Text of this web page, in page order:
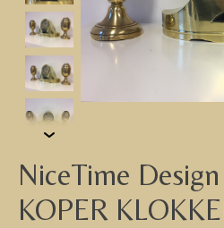
NiceTime
KOPER